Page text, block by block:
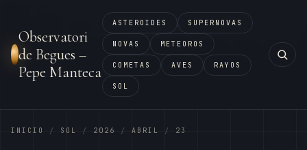
Observatori
de Begues –
Pepe Manteca
ASTEROIDES SUPERNOVAS
NOVAS METEOROS
COMETAS AVES RAYOS
SOL
INICIO / SOL / 2026 / ABRIL / 23